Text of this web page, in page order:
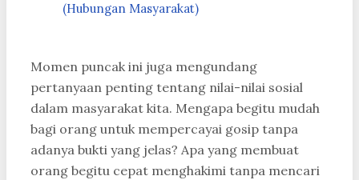
(Hubungan Masyarakat)
Momen puncak ini juga mengundang
pertanyaan penting tentang nilai-nilai sosial
dalam masyarakat kita. Mengapa begitu mudah
bagi orang untuk mempercayai gosip tanpa
adanya bukti yang jelas? Apa yang membuat
orang begitu cepat menghakimi tanpa mencari